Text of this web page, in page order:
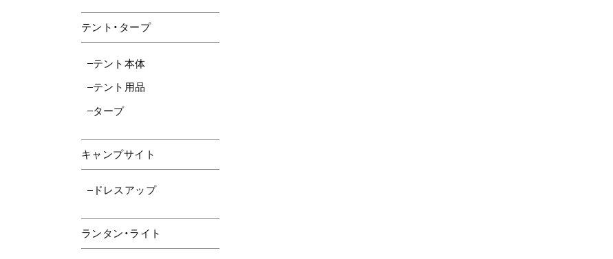
テント・タープ
テント本体
テント用品
タープ
キャンプサイト
ドレスアップ
ランタン・ライト